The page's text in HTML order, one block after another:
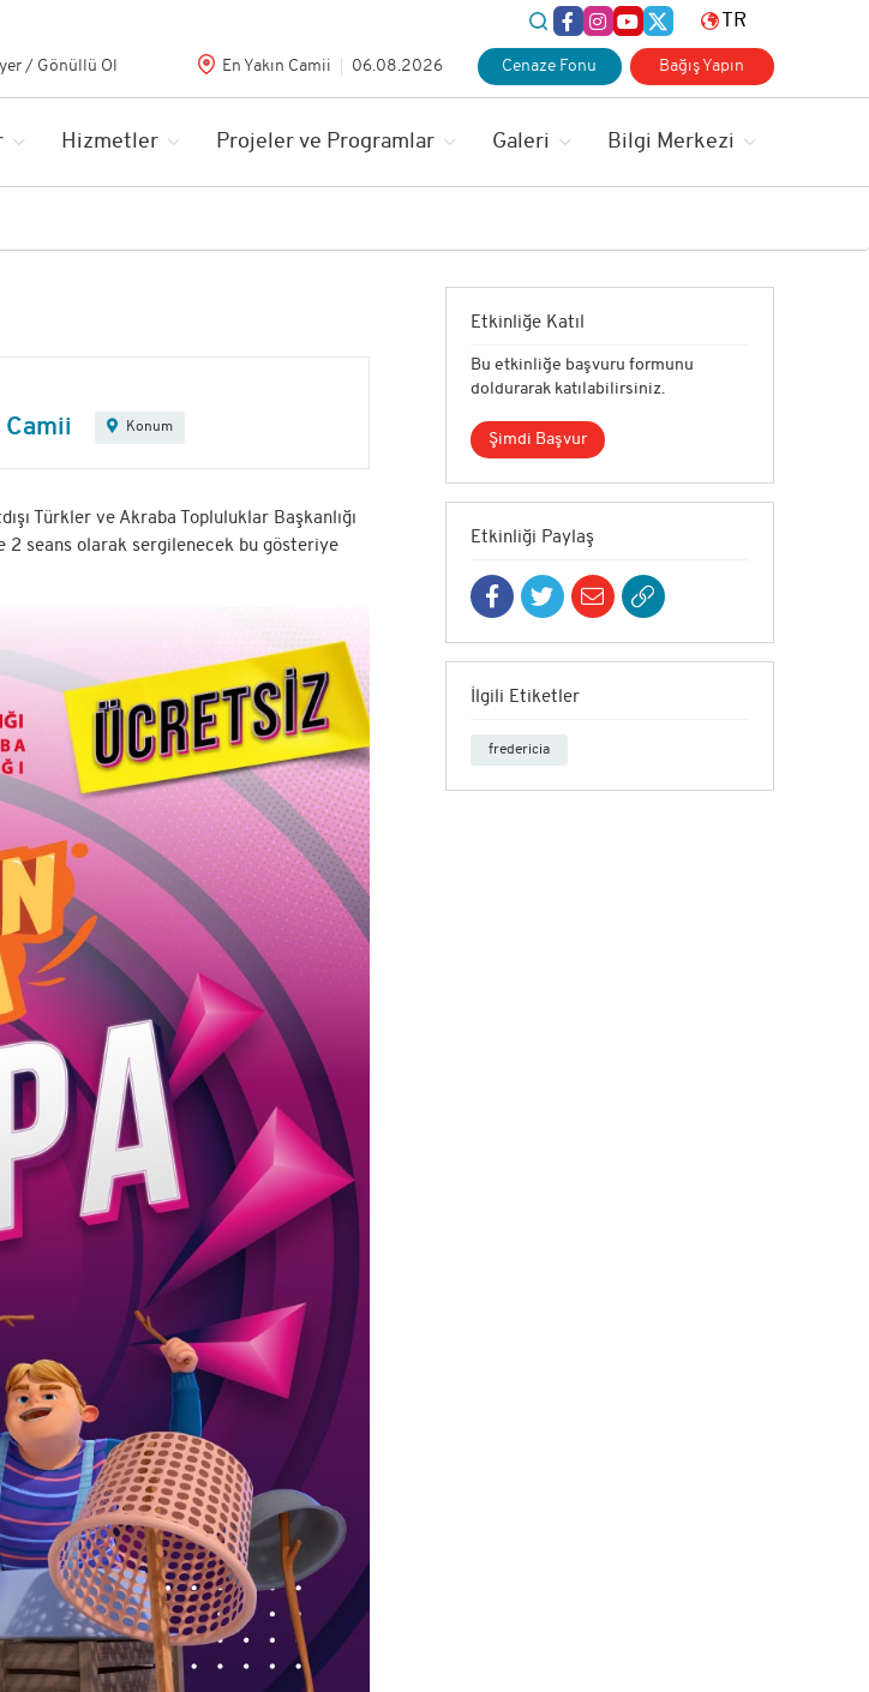
TR
Cenaze Fonu Bağış Yapın
/ Gönüllü Ol En Yakın Camii 06.08.2026
Hizmetler Projeler ve Programlar Galeri Bilgi Merkezi
Camii Konum
Türkler ve Akraba Topluluklar Başkanlığı
2 seans olarak sergilenecek bu gösteriye
Etkinliğe Katıl
Bu etkinliğe başvuru formunu
doldurarak katılabilirsiniz.
Şimdi Başvur
Etkinliği Paylaş
İlgili Etiketler
fredericia